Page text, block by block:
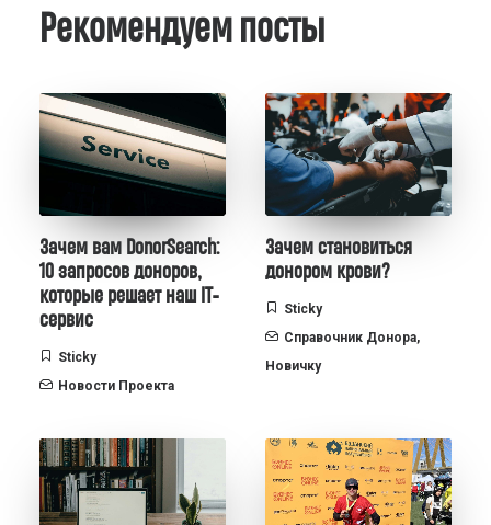
Рекомендуем посты
Зачем вам DonorSearch:
10 запросов доноров,
которые решает наш IT-
сервис
Sticky
Новости Проекта
Зачем становиться
донором крови?
Sticky
Справочник Донора,
Новичку